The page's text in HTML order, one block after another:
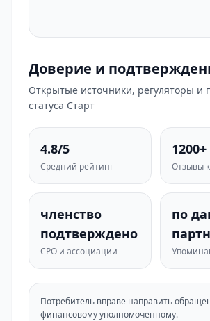
Доверие и
Открытые источники, регуляторы и
статуса Старт
4.8/5
Средний рейтинг
1200+
Отзывы
членство
подтверждено
СРО и ассоциации
по
Потребитель вправе направить
финансовому уполномоченному.